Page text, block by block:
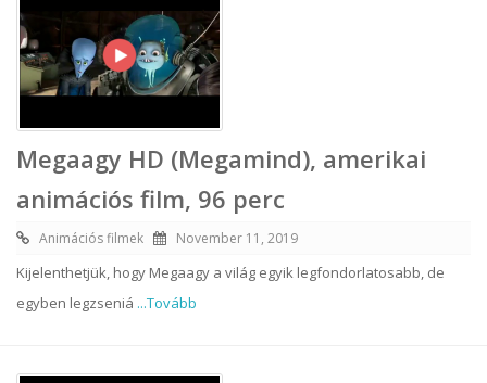
Megaagy HD (Megamind), amerikai
animációs film, 96 perc
Animációs filmek November 11, 2019
Kijelenthetjük, hogy Megaagy a világ egyik legfondorlatosabb, de
egyben legzseniá ...Tovább